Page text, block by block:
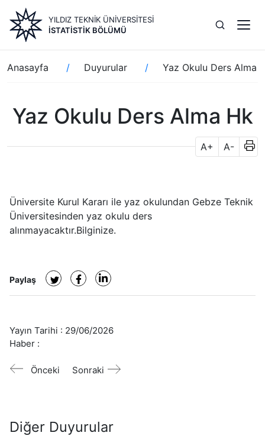
içeriğe
atla
YILDIZ TEKNİK ÜNİVERSİTESİ
İSTATISTIK BÖLÜMÜ
Sayfa
yolu
Anasayfa Duyurular Yaz Okulu Ders Alma
Yaz Okulu Ders Alma Hk
A+ A-
Üniversite Kurul Kararı ile yaz okulundan Gebze Teknik
Üniversitesinden yaz okulu ders
alınmayacaktır.Bilginize.
Paylaş
Yayın Tarihi : 29/06/2026
Haber :
Önceki Sonraki
Diğer Duyurular